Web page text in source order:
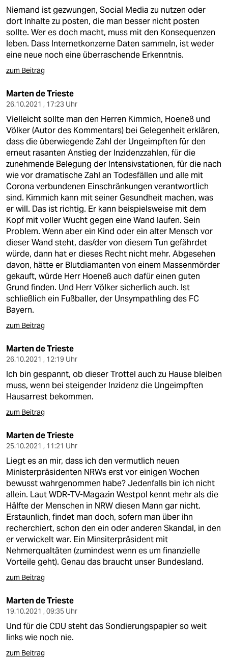
Niemand ist gezwungen, Social Media zu nutzen oder
dort Inhalte zu posten, die man besser nicht posten
sollte. Wer es doch macht, muss mit den Konsequenzen
leben. Dass Internetkonzerne Daten sammeln, ist weder
eine neue noch eine überraschende Erkenntnis.
zum Beitrag
Marten de Trieste
26.10.2021 , 17:23 Uhr
Vielleicht sollte man den Herren Kimmich, Hoeneß und
Völker (Autor des Kommentars) bei Gelegenheit erklären,
dass die überwiegende Zahl der Ungeimpften für den
erneut rasanten Anstieg der Inzidenzzahlen, für die
zunehmende Belegung der Intensivstationen, für die nach
wie vor dramatische Zahl an Todesfällen und alle mit
Corona verbundenen Einschränkungen verantwortlich
sind. Kimmich kann mit seiner Gesundheit machen, was
er will. Das ist richtig. Er kann beispielsweise mit dem
Kopf mit voller Wucht gegen eine Wand laufen. Sein
Problem. Wenn aber ein Kind oder ein alter Mensch vor
dieser Wand steht, das/der von diesem Tun gefährdet
würde, dann hat er dieses Recht nicht mehr. Abgesehen
davon, hätte er Blutdiamanten von einem Massenmörder
gekauft, würde Herr Hoeneß auch dafür einen guten
Grund finden. Und Herr Völker sicherlich auch. Ist
schließlich ein Fußballer, der Unsympathling des FC
Bayern.
zum Beitrag
Marten de Trieste
26.10.2021 , 12:19 Uhr
Ich bin gespannt, ob dieser Trottel auch zu Hause bleiben
muss, wenn bei steigender Inzidenz die Ungeimpften
Hausarrest bekommen.
zum Beitrag
Marten de Trieste
25.10.2021 , 11:21 Uhr
Liegt es an mir, dass ich den vermutlich neuen
Ministerpräsidenten NRWs erst vor einigen Wochen
bewusst wahrgenommen habe? Jedenfalls bin ich nicht
allein. Laut WDR-TV-Magazin Westpol kennt mehr als die
Hälfte der Menschen in NRW diesen Mann gar nicht.
Erstaunlich, findet man doch, sofern man über ihn
recherchiert, schon den ein oder anderen Skandal, in den
er verwickelt war. Ein Minsiterpräsident mit
Nehmerqualtäten (zumindest wenn es um finanzielle
Vorteile geht). Genau das braucht unser Bundesland.
zum Beitrag
Marten de Trieste
19.10.2021 , 09:35 Uhr
Und für die CDU steht das Sondierungspapier so weit
links wie noch nie.
zum Beitrag